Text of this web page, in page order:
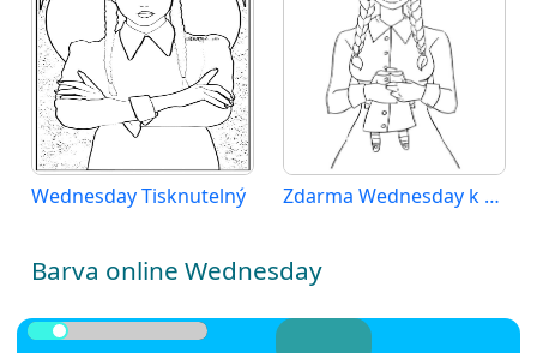
Wednesday Tisknutelný Zdarma Wednesday k Tisku pro Děti
Barva online Wednesday